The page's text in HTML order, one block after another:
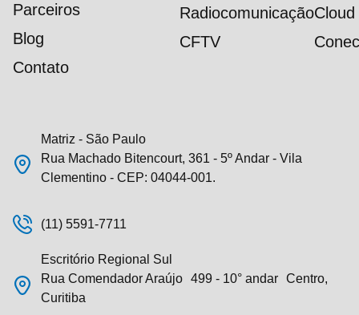
Parceiros
Blog
Contato
RadiocomunicaçãoCloud
CFTV
Matriz - São Paulo
Rua Machado Bitencourt, 361 - 5º Andar - Vila
Clementino - CEP: 04044-001.
(11) 5591-7711
Escritório Regional Sul
Rua Comendador Araújo 499 - 10° andar Centro,
Curitiba